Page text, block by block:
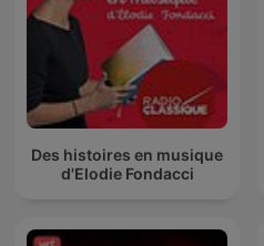
Des histoires en musique
d'Elodie Fondacci